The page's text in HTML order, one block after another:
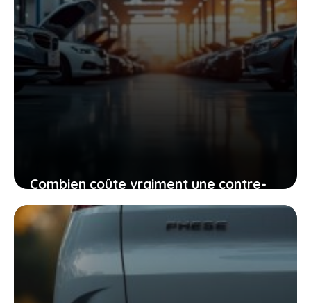
Combien coûte vraiment une contre-
visite au contrôle technique et
comment éviter les mauvaises
surprises
26 mai 2026